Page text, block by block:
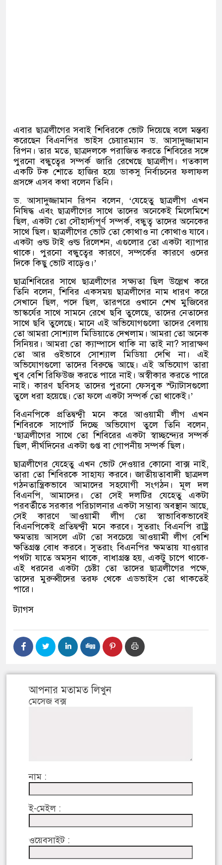
এবার ছাত্রলীগের সবাই শিবিরকে ভোট দিয়েছে বলে মন্তব্য
করেছেন বিএনপির ভাইস চেয়ারম্যান ড. আসাদুজ্জামান
রিপন। তার মতে, ছাত্রদলকে পরাজিত করতে শিবিরের সঙ্গে
পুরনো বন্ধুত্বের সম্পর্ক জারি রেখেছে ছাত্রলীগ। গতকাল
একটি টক শোতে হাজির হয়ে ডাকসু নির্বাচনের ফলাফল
প্রসঙ্গে এসব কথা বলেন তিনি।
ড. আসাদুজ্জামান রিপন বলেন, ‘যেহেতু ছাত্রলীগ এখন
নিষিদ্ধ এবং ছাত্রলীগের সাথে তাদের অনেকেই মিলেমিশে
ছিল, একটা তো সৌহার্দ্যপূর্ণ সম্পর্ক, বন্ধুত্ব তাদের অনেকের
সাথে ছিল। ছাত্রলীগের ভোট তো কোথাও না কোথাও যাবে।
একটা ওল্ড টাই ওল্ড রিলেশন, এগুলোর তো একটা ব্যাপার
থাকে। পুরনো বন্ধুত্বের কারণে, সম্পর্কের কারণে ওদের
দিকে কিছু ভোট বাড়েও।’
ছাত্রশিবিরের সাথে ছাত্রলীগের সক্ষ্যতা ছিল উল্লেখ করে
তিনি বলেন, শিবির একসময় ছাত্রলীগের নাম ধারণ করে
সেখানে ছিল, পদে ছিল, তারপরে ওখানে শেখ মুজিবের
ভাস্কর্যের সাথে সামনে রেখে ছবি তুলেছে, তাদের নেতাদের
সাথে ছবি তুলেছে। মানে এই অভিযোগগুলো তাদের বেলায়
তো আমরা সোশ্যাল মিডিয়াতে দেখলাম। আমরা তো অনেক
সিনিয়র। আমরা তো ক্যাম্পাসে থাকি না তাই না? সারাক্ষণ
তো আর ওইভাবে সোশ্যাল মিডিয়া দেখি না। এই
অভিযোগগুলো তাদের বিরুদ্ধে আছে। এই অভিযোগ তারা
খুব বেশি রিফিউজ করতে পারে নাই। অস্বীকার করতে পারে
নাই। কারণ ছবিসহ তাদের পুরনো ফেসবুক স্ট্যাটাসগুলো
তুলে ধরা হয়েছে। তো ফলে একটা সম্পর্ক তো থাকেই।’
বিএনপিকে প্রতিদ্বন্দ্বী মনে করে আওয়ামী লীগ এখন
শিবিরকে সাপোর্ট দিচ্ছে অভিযোগ তুলে তিনি বলেন,
‘ছাত্রলীগের সাথে তো শিবিরের একটা স্বাচ্ছন্দ্যের সম্পর্ক
ছিল, দীর্ঘদিনের একটা গুপ্ত বা গোপনীয় সম্পর্ক ছিল।
ছাত্রলীগের যেহেতু এখন ভোট দেওয়ার কোনো বাক্স নাই,
তারা তো শিবিরকে সাহায্য করবে। জাতীয়তাবাদী ছাত্রদল
গঠনতান্ত্রিকভাবে আমাদের সহযোগী সংগঠন। মূল দল
বিএনপি, আমাদের। তো সেই দলটির যেহেতু একটা
পরবর্তীতে সরকার পরিচালনার একটা সম্ভাব্য অবস্থান আছে,
সেই কারণে আওয়ামী লীগ তো স্বাভাবিকভাবেই
বিএনপিকেই প্রতিদ্বন্দ্বী মনে করবে। সুতরাং বিএনপি রাষ্ট্র
ক্ষমতায় আসলে এটা তো সবচেয়ে আওয়ামী লীগ বেশি
ক্ষতিগ্রস্ত বোধ করবে। সুতরাং বিএনপির ক্ষমতায় যাওয়ার
পথটা যাতে অমসৃন থাকে, বাধাগ্রস্ত হয়, একটু চাপে থাকে-
এই ধরনের একটা চেষ্টা তো তাদের ছাত্রলীগের পক্ষে,
তাদের মুরুব্বীদের তরফ থেকে এডভাইস তো থাকতেই
পারে।
ট্যাগস
আপনার মতামত লিখুন
মেসেজ বক্স
নাম :
ই-মেইল :
ওয়েবসাইট :